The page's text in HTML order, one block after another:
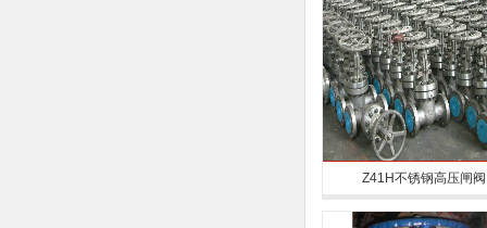
Z41H不锈钢高压闸阀